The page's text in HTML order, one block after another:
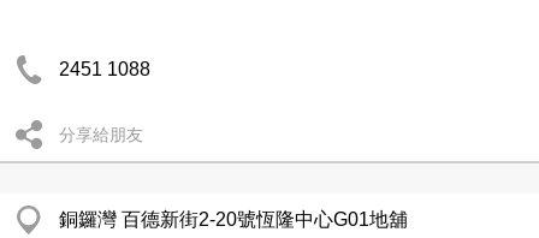
2451 1088
分享給朋友
銅鑼灣 百德新街2-20號恆隆中心G01地舖